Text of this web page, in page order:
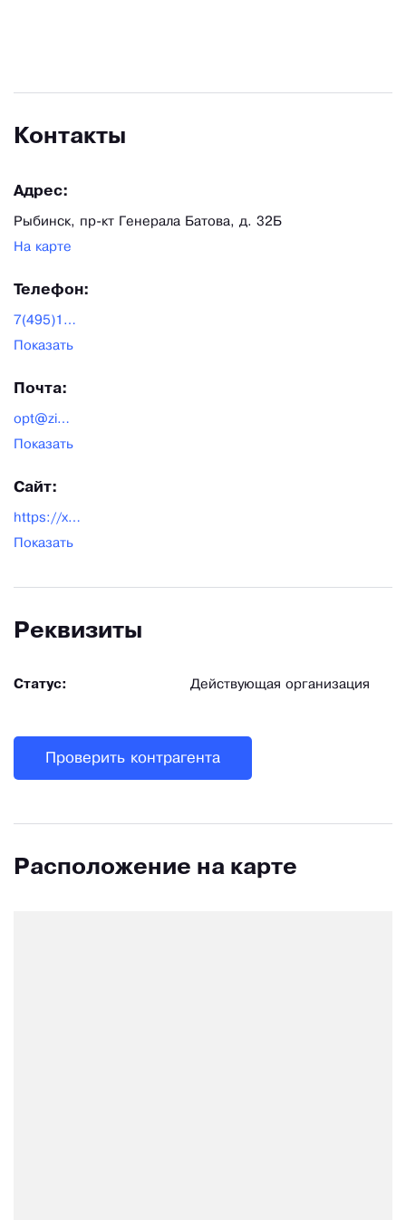
Контакты
Адрес:
Рыбинск, пр-кт Генерала Батова, д. 32Б
На карте
Телефон:
7(495)118-32-50
Показать
Почта:
opt@zimpa.ru
Показать
Сайт:
https://xn----9sbgtwdjaixh0l.xn--p1ai/
Показать
Реквизиты
Статус: Действующая организация
Проверить контрагента
Расположение на карте